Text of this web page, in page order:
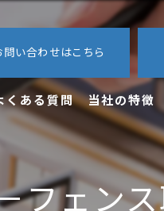
問い合わせはこちら
くある質問 当社の特徴
内装
外装
フェン